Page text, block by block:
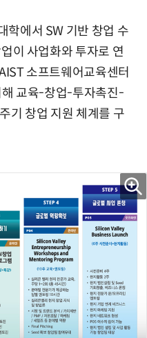
학에서 SW 기반 창업 수
이 사업화와 투자로 연
소프트웨어교육센터
해 교육-창업-투자촉진-
기 창업 지원 체계를 구